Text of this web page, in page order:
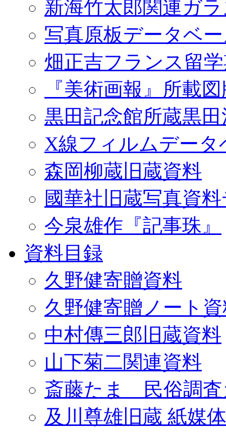
新海竹太郎関連ガ
写真原板データベ
畑正吉フランス留
『美術画報』所載
黒田記念館所蔵黒
X線フィルムデータ
森岡柳蔵旧蔵資料
國華社旧蔵写真資
今泉雄作『記事珠』
資料目録
久野健寄贈資料
久野健寄贈ノート
中村傳三郎旧蔵資料
山下菊二関連資料
斎藤たま 民俗調査
及川尊雄旧蔵 紙媒